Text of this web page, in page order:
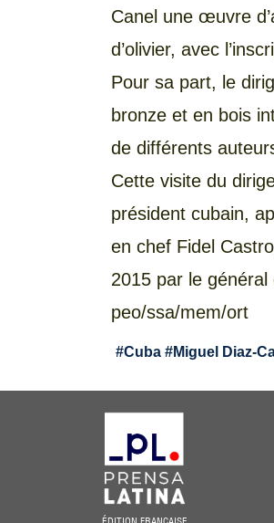
Canel une œuvre
d’olivier, avec
Pour sa part, le
bronze et en bois
de différents
Cette visite du
président cubain,
en chef Fidel
2015 par le général
peo/ssa/mem/ort
#Cuba #Miguel Diaz-